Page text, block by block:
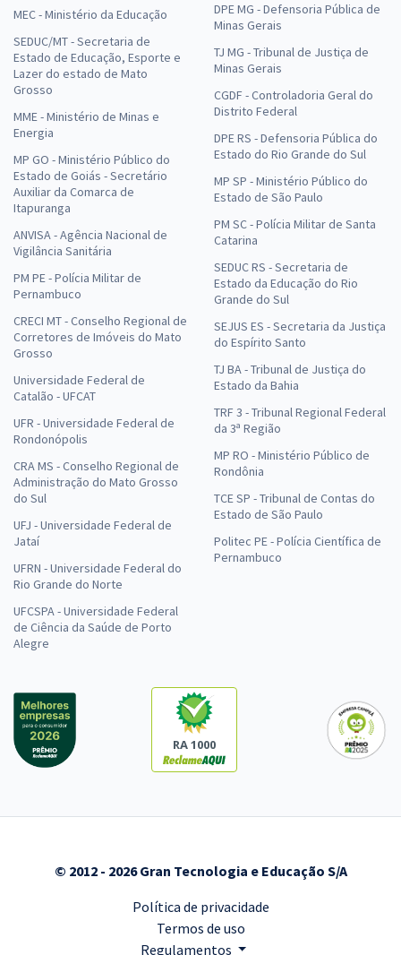
MEC - Ministério da Educação
SEDUC/MT - Secretaria de
Estado de Educação, Esporte e
Lazer do estado de Mato
Grosso
MME - Ministério de Minas e
Energia
MP GO - Ministério Público do
Estado de Goiás - Secretário
Auxiliar da Comarca de
Itapuranga
ANVISA - Agência Nacional de
Vigilância Sanitária
PM PE - Polícia Militar de
Pernambuco
CRECI MT - Conselho Regional de
Corretores de Imóveis do Mato
Grosso
Universidade Federal de
Catalão - UFCAT
UFR - Universidade Federal de
Rondonópolis
CRA MS - Conselho Regional de
Administração do Mato Grosso
do Sul
UFJ - Universidade Federal de
Jataí
UFRN - Universidade Federal do
Rio Grande do Norte
UFCSPA - Universidade Federal
de Ciência da Saúde de Porto
Alegre
DPE MG - Defensoria Pública de
Minas Gerais
TJ MG - Tribunal de Justiça de
Minas Gerais
CGDF - Controladoria Geral do
Distrito Federal
DPE RS - Defensoria Pública do
Estado do Rio Grande do Sul
MP SP - Ministério Público do
Estado de São Paulo
PM SC - Polícia Militar de Santa
Catarina
SEDUC RS - Secretaria de
Estado da Educação do Rio
Grande do Sul
SEJUS ES - Secretaria da Justiça
do Espírito Santo
TJ BA - Tribunal de Justiça do
Estado da Bahia
TRF 3 - Tribunal Regional Federal
da 3ª Região
MP RO - Ministério Público de
Rondônia
TCE SP - Tribunal de Contas do
Estado de São Paulo
Politec PE - Polícia Científica de
Pernambuco
RA 1000
© 2012 - 2026 Gran Tecnologia e Educação S/A
Política de privacidade
Termos de uso
Regulamentos